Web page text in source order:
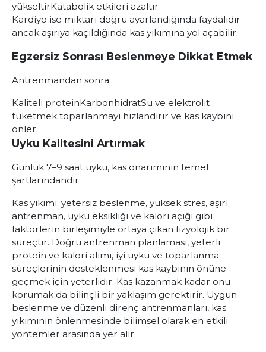
yükseltirKatabolik etkileri azaltır
Kardiyo ise miktarı doğru ayarlandığında faydalıdır
ancak aşırıya kaçıldığında kas yıkımına yol açabilir.
Egzersiz Sonrası Beslenmeye Dikkat Etmek
Antrenmandan sonra:
Kaliteli proteinKarbonhidratSu ve elektrolit
tüketmek toparlanmayı hızlandırır ve kas kaybını
önler.
Uyku Kalitesini Artırmak
Günlük 7–9 saat uyku, kas onarımının temel
şartlarındandır.
Kas yıkımı; yetersiz beslenme, yüksek stres, aşırı
antrenman, uyku eksikliği ve kalori açığı gibi
faktörlerin birleşimiyle ortaya çıkan fizyolojik bir
süreçtir. Doğru antrenman planlaması, yeterli
protein ve kalori alımı, iyi uyku ve toparlanma
süreçlerinin desteklenmesi kas kaybının önüne
geçmek için yeterlidir. Kas kazanmak kadar onu
korumak da bilinçli bir yaklaşım gerektirir. Uygun
beslenme ve düzenli direnç antrenmanları, kas
yıkımının önlenmesinde bilimsel olarak en etkili
yöntemler arasında yer alır.